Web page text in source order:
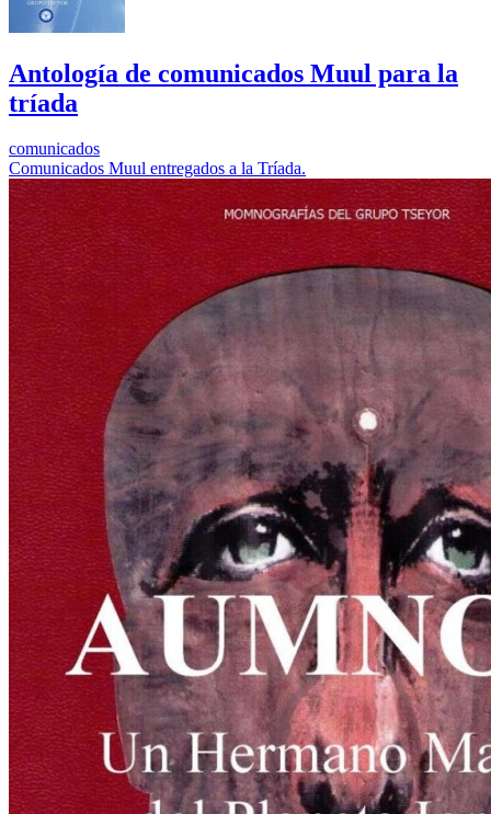
Antología de comunicados Muul para la
tríada
comunicados
Comunicados Muul entregados a la Tríada.